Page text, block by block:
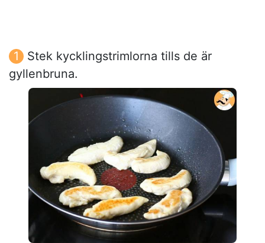
Stek kycklingstrimlorna tills de är
gyllenbruna.